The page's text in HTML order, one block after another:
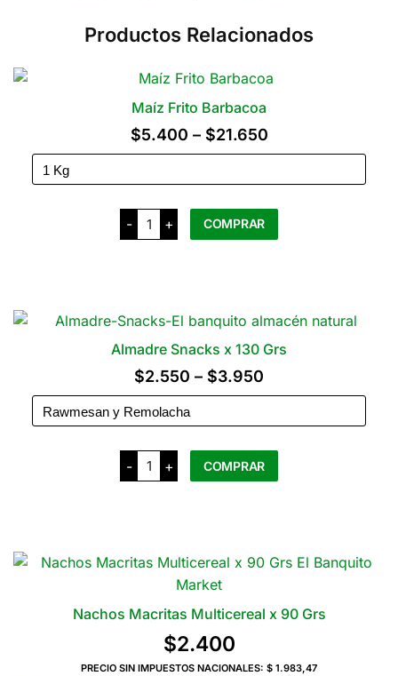
Productos Relacionados
Maíz Frito Barbacoa
$5.400 – $21.650Rango
de
precios:
desde
$5.400
-
Maíz
Frito
Barbacoa
+ COMPRAR
varias
variantes.
opciones
pueden
elegir
en
producto
Almadre Snacks x 130 Grs
$2.550 – $3.950
de
precios:
desde
$2.550
-
Almadre
Snacks
x
+ COMPRAR
varias
variantes.
Las
se
pueden
Nachos Macritas Multicereal x 90 Grs
$2.400
PRECIO SIN IMPUESTOS NACIONALES: $ 1.983,47